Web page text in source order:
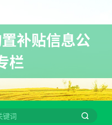
补贴信息公
栏